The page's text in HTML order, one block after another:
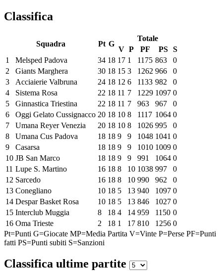
Classifica
Squadra Pt G
Totale
V P PF PS
S
1
Melsped Padova 34 18 17 1 1175 863
0
2
Giants Marghera 30 18 15 3 1262 966
0
3
Acciaierie Valbruna 24 18 12 6 1133 982
0
4
Sistema Rosa 22 18 11 7 1229 1097 0
5
Ginnastica Triestina 22 18 11 7 963 967
0
6
Oggi Gelato Cussignacco 20 18 10 8 1117 1064 0
7
Umana Reyer Venezia 20 18 10 8 1026 995
0
8
Umana Cus Padova 18 18 9 9 1048 1041 0
9
Casarsa 18 18 9 9 1010 1009 0
10 JB San Marco 18 18 9 9 991 1064 0
11 Lupe S. Martino 16 18 8 10 1038 997
0
12 Sarcedo 16 18 8 10 990 962
0
13 Conegliano 10 18 5 13 940 1097 0
14 Despar Basket Rosa 10 18 5 13 846 1027 0
15 Interclub Muggia 8 18 4 14 959 1150 0
16 Oma Trieste 2 18 1 17 810 1256 0
Pt=Punti G=Giocate MP=Media Partita V=Vinte P=Perse PF=Punti
fatti PS=Punti subiti S=Sanzioni
Classifica ultime partite